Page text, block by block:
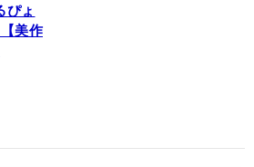
ぴょ
美作